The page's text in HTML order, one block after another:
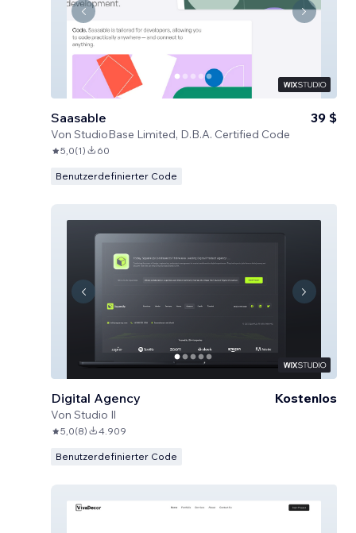
Saasable
Von StudioBase Limited, D.B.A. Certified Code
39 $
5,0(1) 60
Benutzerdefinierter Code
Digital Agency
Von Studio Il
Kostenlos
5,0(8) 4.909
Benutzerdefinierter Code